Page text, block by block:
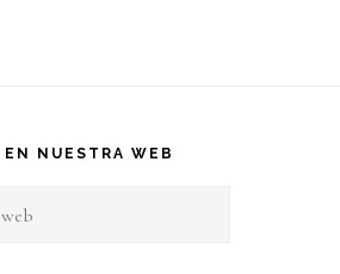
EN NUESTRA WEB